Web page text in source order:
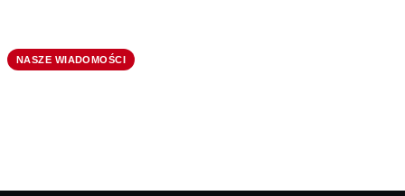
NASZE WIADOMOŚCI